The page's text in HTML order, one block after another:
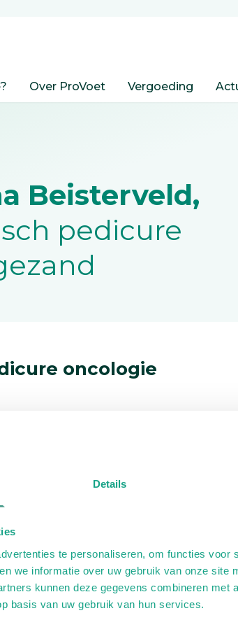
Details
te personaliseren, om functies voor
we informatie over uw gebruik van onze site
kunnen deze gegevens combineren met
basis van uw gebruik van hun services.
Over ProVoet Vergoeding
Beisterveld,
pedicure
oncologie